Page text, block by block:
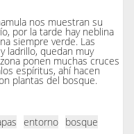
nos muestran su
por la tarde hay neblina
siempre verde. Las
ladrillo, quedan muy
ponen muchas cruces
espíritus, ahí hacen
plantas del bosque.
entorno bosque